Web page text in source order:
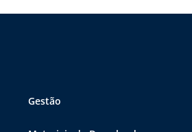
Gestão